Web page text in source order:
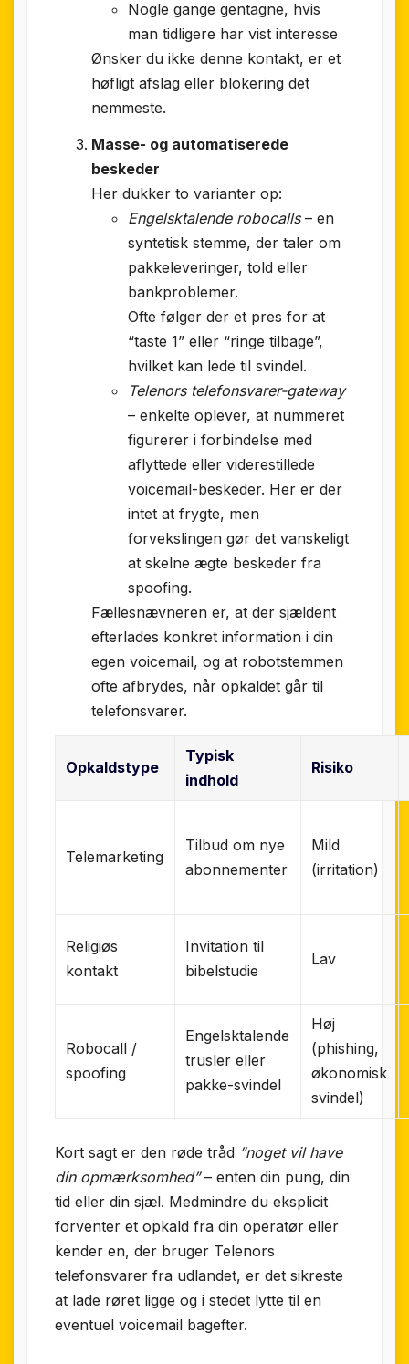
Nogle gange gentagne, hvis
man tidligere har vist interesse
Ønsker du ikke denne kontakt, er et
høfligt afslag eller blokering det
nemmeste.
Masse- og automatiserede
beskeder
Her dukker to varianter op:
Engelsktalende robocalls– en
syntetisk stemme, der taler om
pakkeleveringer, told eller
bankproblemer.
Ofte følger der et pres for at
“taste 1” eller “ringe tilbage”,
hvilket kan lede til svindel.
Telenors telefonsvarer-gateway
– enkelte oplever, at nummeret
figurerer i forbindelse med
aflyttede eller viderestillede
voicemail-beskeder. Her er der
intet at frygte, men
forvekslingen gør det vanskeligt
at skelne ægte beskeder fra
spoofing.
Fællesnævneren er, at der sjældent
efterlades konkret information i din
egen voicemail, og at robotstemmen
ofte afbrydes, når opkaldet går til
telefonsvarer.
Opkaldstype
Typisk
indhold
Risiko
Telemarketing
Tilbud om nye
abonnementer
Mild
(irritation)
Religiøs
kontakt
Invitation til
bibelstudie
Lav
Robocall /
spoofing
Engelsktalende
trusler eller
pakke-svindel
Høj
(phishing,
økonomisk
svindel)
Kort sagt er den røde tråd ”noget vil have
din opmærksomhed”– enten din pung, din
tid eller din sjæl. Medmindre du eksplicit
forventer et opkald fra din operatør eller
kender en, der bruger Telenors
telefonsvarer fra udlandet, er det sikreste
at lade røret ligge og i stedet lytte til en
eventuel voicemail bagefter.